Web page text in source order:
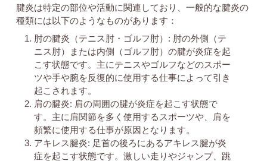
腱炎は特定の部位や活動に関連しており、一般的な腱炎の
種類には以下のようなものがあります：
肘の腱炎（テニス肘・ゴルフ肘）: 肘の外側（テ
ニス肘）または内側（ゴルフ肘）の腱が炎症を起
こす状態です。主にテニスやゴルフなどのスポー
ツや手や腕を反復的に使用する仕事によって引き
起こされます。
肩の腱炎: 肩の周囲の腱が炎症を起こす状態で
す。主に肩関節を多く使用するスポーツや、肩を
頻繁に使用する仕事が原因となります。
アキレス腱炎: 足首の後ろにあるアキレス腱が炎
症を起こす状態です。激しい走りやジャンプ、跳